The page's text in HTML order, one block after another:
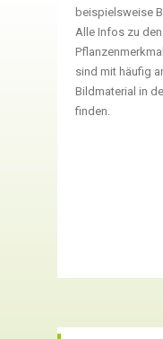
beispielsweise
Alle Infos zu
sind mit häufig
Bildmaterial in
finden.